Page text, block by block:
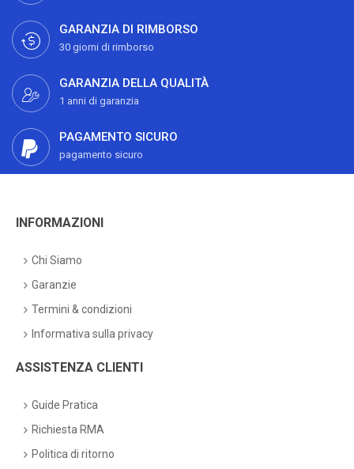
GARANZIA DI RIMBORSO
30 giorni di rimborso
GARANZIA DELLA QUALITÀ
1 anni di garanzia
PAGAMENTO SICURO
pagamento sicuro
INFORMAZIONI
Chi Siamo
Garanzie
Termini & condizioni
Informativa sulla privacy
ASSISTENZA CLIENTI
Guide Pratica
Richiesta RMA
Politica di ritorno